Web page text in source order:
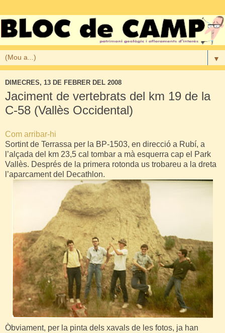
▼
DIMECRES, 13 DE FEBRER DEL 2008
Jaciment de vertebrats del km 19 de la
C-58 (Vallès Occidental)
Com arribar-hi
Sortint de Terrassa per la BP-1503, en direcció a Rubí, a
l’alçada del km 23,5 cal tombar a mà esquerra cap el Park
Vallès. Després de la primera rotonda us trobareu a la dreta
l’aparcament del Decathlon.
Òbviament, per la pinta dels xavals de les fotos, ja han